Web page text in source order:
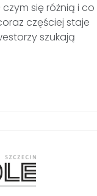
się różnią i co
częściej staje
szukają